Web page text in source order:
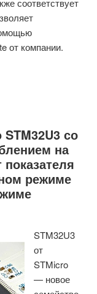
от компании.
со
на
показателя
режиме
STM32U3
от
STMicro
— новое